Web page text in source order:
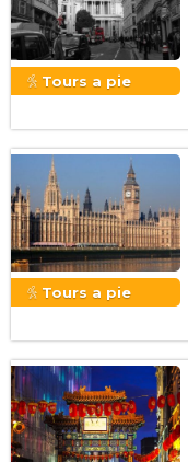
Tours a pie
Tours a pie